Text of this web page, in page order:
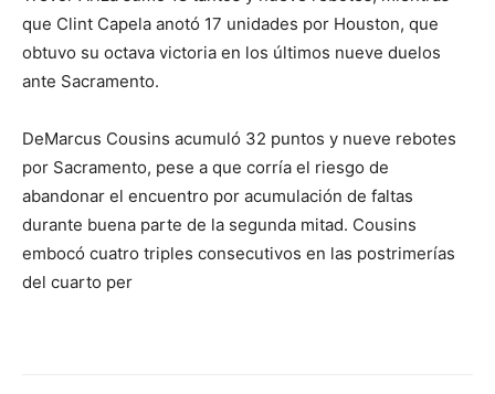
que Clint Capela anotó 17 unidades por Houston, que
obtuvo su octava victoria en los últimos nueve duelos
ante Sacramento.
DeMarcus Cousins acumuló 32 puntos y nueve rebotes
por Sacramento, pese a que corría el riesgo de
abandonar el encuentro por acumulación de faltas
durante buena parte de la segunda mitad. Cousins
embocó cuatro triples consecutivos en las postrimerías
del cuarto per